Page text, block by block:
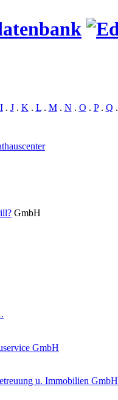
I. J. K . L. M. N . O . P. Q .
? GmbH
GmbH
u. Immobilien GmbH